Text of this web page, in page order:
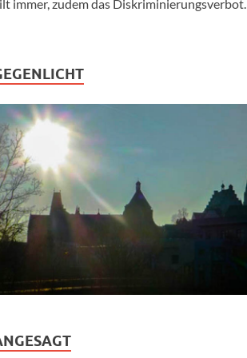
immer, zudem das Diskriminierungsverbot.